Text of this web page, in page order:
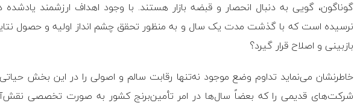
گوناگون، گویی به دنبال انحصار و قبضه بازار هستند. با وجود اهداف ارزشمند یادشده
نرسیده است که با گذشت مدت یک سال و به منظور تحقق چشم انداز اولیه و حصول
بازبینی و اصلاح قرار گیرد؟
خاطرنشان می‌نماید تداوم وضع موجود نه‌تنها رقابت سالم و اصولی را در این بخش حیاتی
شرکت‌های قدیمی را که بعضاً سال‌ها در امر تأمین‌برنج کشور به صورت تخصصی